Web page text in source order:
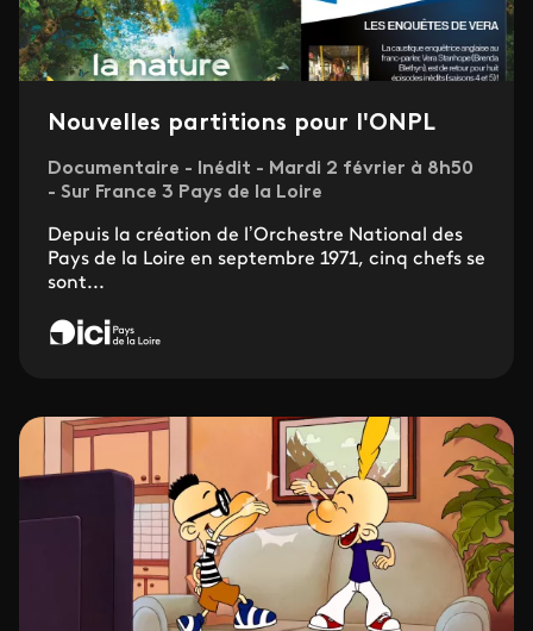
Nouvelles partitions pour l'ONPL
Documentaire - Inédit - Mardi 2 février à 8h50
- Sur France 3 Pays de la Loire
Depuis la création de l’Orchestre National des
Pays de la Loire en septembre 1971, cinq chefs se
sont...